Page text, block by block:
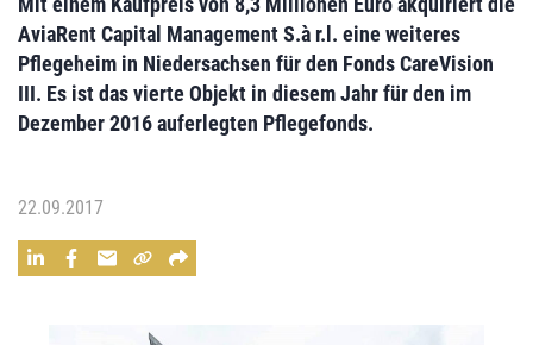
AviaRent Capital Management S.à r.l. eine weiteres
Pflegeheim in Niedersachsen für den Fonds CareVision
III. Es ist das vierte Objekt in diesem Jahr für den im
Dezember 2016 auferlegten Pflegefonds.
22.09.2017